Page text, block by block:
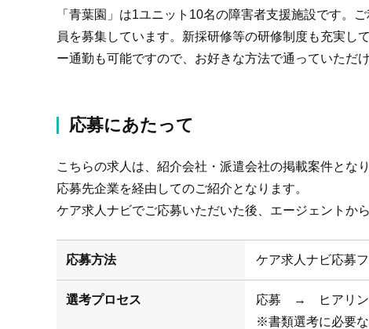
「青葉園」は1ユニット10名の障害者支援施設です。
員を募集しています。新採研修等の研修制度も充実
ー通勤も可能ですので、お好きな方法で通っていただ
応募にあたって
こちらの求人は、紹介会社・派遣会社の掲載案件となり
応募先企業を経由してのご紹介となります。
ケア求人ナビでご応募いただいた後、エージェントか
応募方法 ケア求人ナビ応募
選考プロセス
応募 → ヒアリ
※書類選考に必要な